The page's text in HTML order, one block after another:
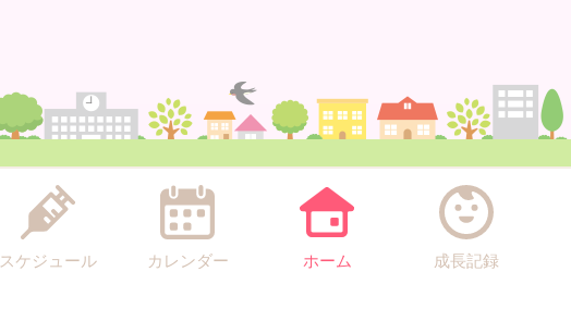
スケジュール カレンダー ホーム 成長記録